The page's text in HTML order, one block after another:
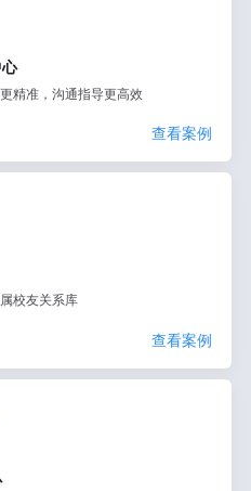
精准，沟通指导更高效
查看案例
校友关系库
查看案例